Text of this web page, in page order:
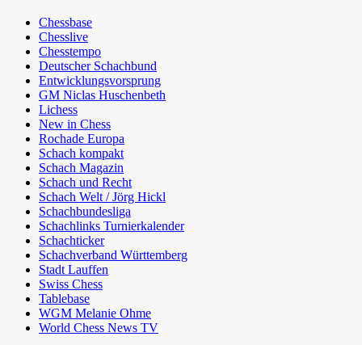
Chessbase
Chesslive
Chesstempo
Deutscher Schachbund
Entwicklungsvorsprung
GM Niclas Huschenbeth
Lichess
New in Chess
Rochade Europa
Schach kompakt
Schach Magazin
Schach und Recht
Schach Welt / Jörg Hickl
Schachbundesliga
Schachlinks Turnierkalender
Schachticker
Schachverband Württemberg
Stadt Lauffen
Swiss Chess
Tablebase
WGM Melanie Ohme
World Chess News TV